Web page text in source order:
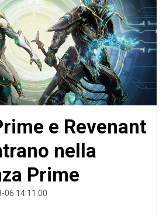
e Revenant
nella
Prime
06 14:11:00